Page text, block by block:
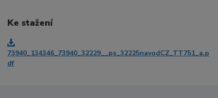
Ke stažení
73940_134346_73940_32229__ps_32225navodCZ_TT751_a.p
df